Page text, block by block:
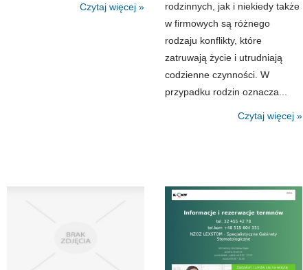
Czytaj więcej »
rodzinnych, jak i niekiedy także
w firmowych są różnego
rodzaju konflikty, które
zatruwają życie i utrudniają
codzienne czynności. W
przypadku rodzin oznacza...
Czytaj więcej »